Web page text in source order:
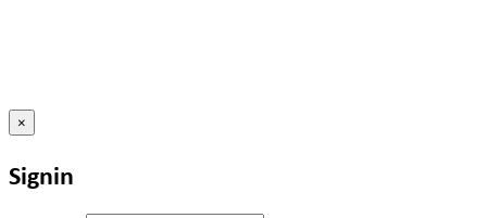
×
Signin